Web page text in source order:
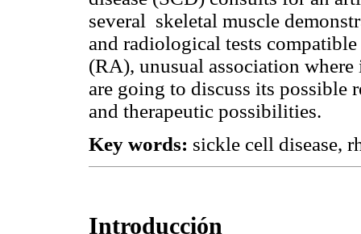
several skeletal muscle
and radiological tests
(RA), unusual association where
are going to discuss its possible
and therapeutic possibilities.
Key words: sickle cell disease,
Introducción